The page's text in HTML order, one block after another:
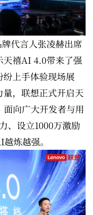
代言人张凌赫出席
天禧AI 4.0带来了强
上手体验现场展
，联想正式开启天
向广大开发者与用
、设立1000万激励
炼越强。